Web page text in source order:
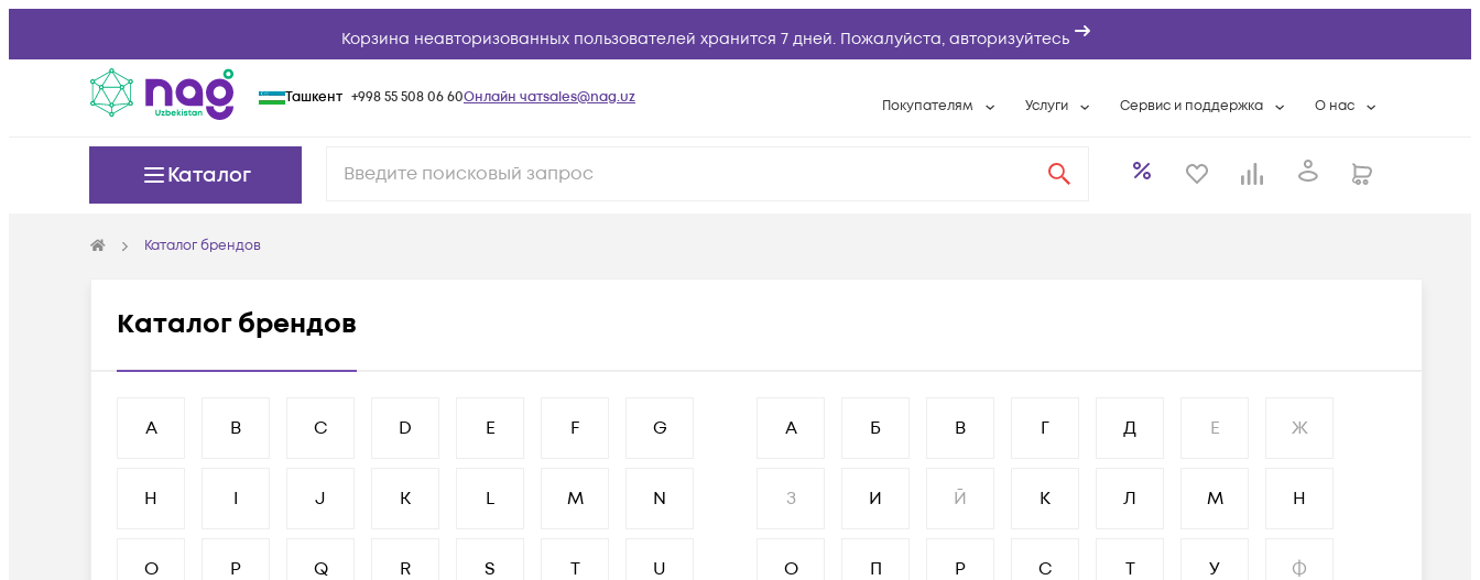
Корзина неавторизованных пользователей хранится 7 дней. Пожалуйста, авторизуйтесь
Ташкент +998 55 508 06 60Онлайн чатsales@nag.uz Покупателям Услуги
Расширенная гарантия
Сервис и поддержка
Разовые выездные работы
О нас
Контактная
Каталог
Каталог брендов
Каталог брендов
A B C D E F G
H I J K L M N
O P Q R S T U
А Б В Г Д Е Ж
З И Й К Л М Н
О П Р С Т У Ф